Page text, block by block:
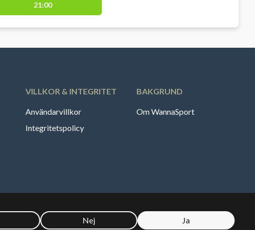
21:00
VILLKOR & INTEGRITET
Användarvillkor
Integritetspolicy
BAKGRUND
Om WannaSport
Sverige Nej Ja